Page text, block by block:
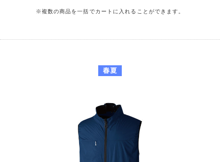
※複数の商品を一括でカートに入れることができます。